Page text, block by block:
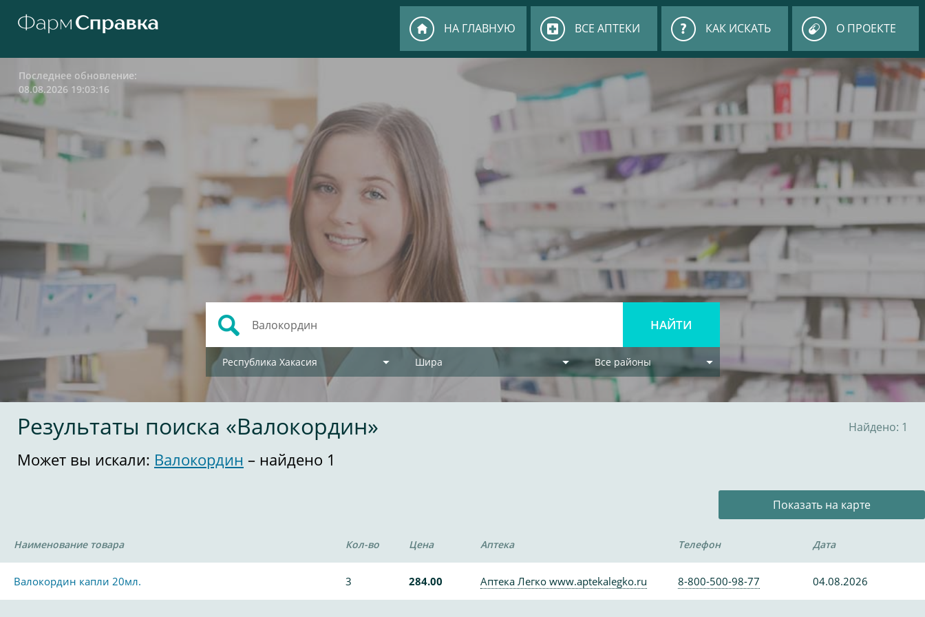
НА ГЛАВНУЮ ВСЕ АПТЕКИ КАК ИСКАТЬ О ПРОЕКТЕ
Последнее обновление:
08.08.2026 19:03:16
Республика Хакасия Шира Все районы
Результаты поиска «Валокордин» Найдено: 1
Может вы искали: Валокордин – найдено 1
Показать на карте
Наименование товара Кол-во Цена Аптека Телефон Дата
Валокордин капли 20мл. 3 284.00 Аптека Легко www.aptekalegko.ru 8-800-500-98-77 04.08.2026